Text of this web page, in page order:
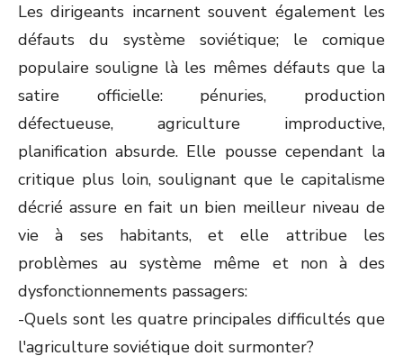
Les dirigeants incarnent souvent également les
défauts du système soviétique; le comique
populaire souligne là les mêmes défauts que la
satire officielle: pénuries, production
défectueuse, agriculture improductive,
planification absurde. Elle pousse cependant la
critique plus loin, soulignant que le capitalisme
décrié assure en fait un bien meilleur niveau de
vie à ses habitants, et elle attribue les
problèmes au système même et non à des
dysfonctionnements passagers:
-Quels sont les quatre principales difficultés que
l'agriculture soviétique doit surmonter?